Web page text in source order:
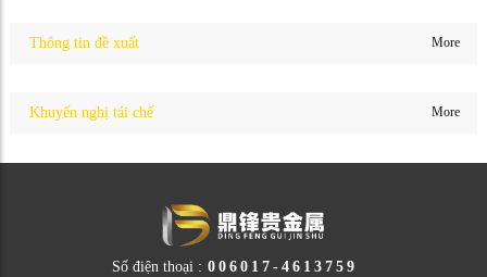
Thông tin đề xuất More
Khuyến nghị tái chế More
Số điện thoại : 006017-4613759